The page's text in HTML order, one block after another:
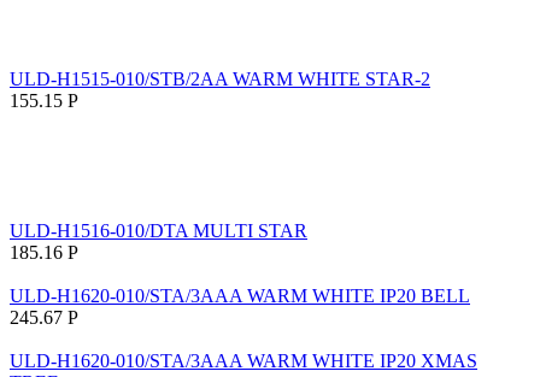
ULD-H1515-010/STB/2AA WARM WHITE STAR-2
155.15 Р
ULD-H1516-010/DTA MULTI STAR
185.16 Р
ULD-H1620-010/STA/3AAA WARM WHITE IP20 BELL
245.67 Р
ULD-H1620-010/STA/3AAA WARM WHITE IP20 XMAS